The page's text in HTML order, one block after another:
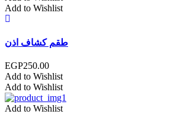
Add to Wishlist
طقم كشاف اذن
EGP250.00
Add to Wishlist
Add to Wishlist
Add to Wishlist